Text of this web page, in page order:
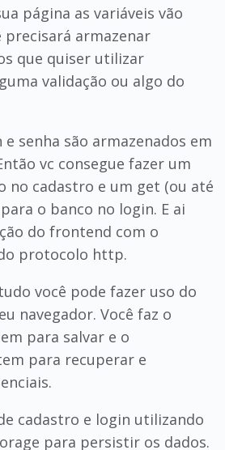
página as variáveis vão
precisará armazenar
que quiser utilizar
validação ou algo do
senha são armazenados em
vc consegue fazer um
no cadastro e um get (ou até
o banco no login. E ai
do frontend com o
protocolo http.
você pode fazer uso do
navegador. Você faz o
para salvar e o
para recuperar e
cadastro e login utilizando
para persistir os dados.